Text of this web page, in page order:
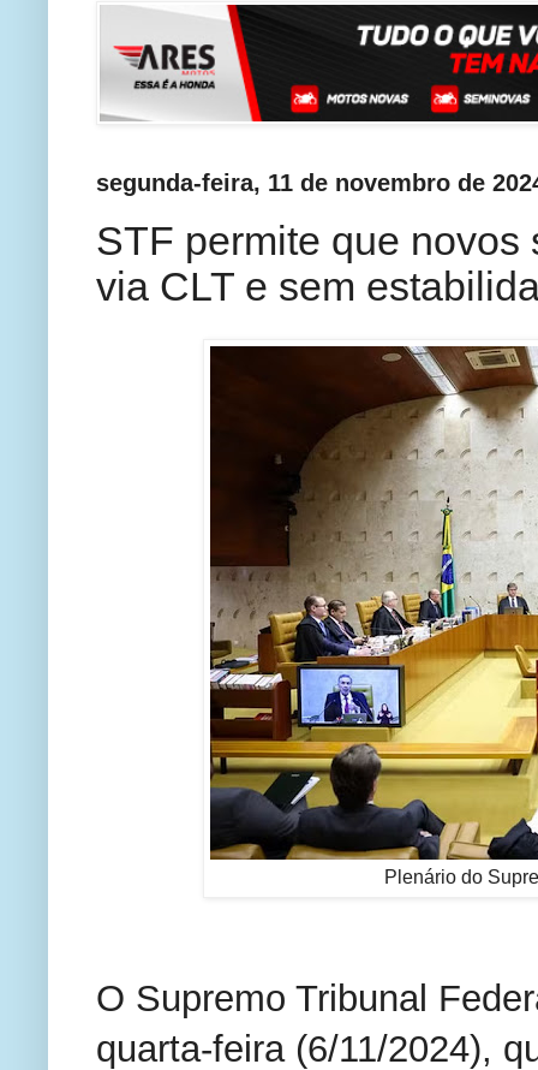
segunda-feira, 11 de novembro de
STF permite que
via CLT e sem
Plenário do
O Supremo Tribunal
quarta-feira (6/11/2024),